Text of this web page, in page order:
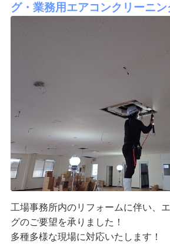
グ・業務用エアコンクリーニン
工場事務所内のリフォームに伴い、
グのご要望を承りました！
多種多様な現場に対応いたします！